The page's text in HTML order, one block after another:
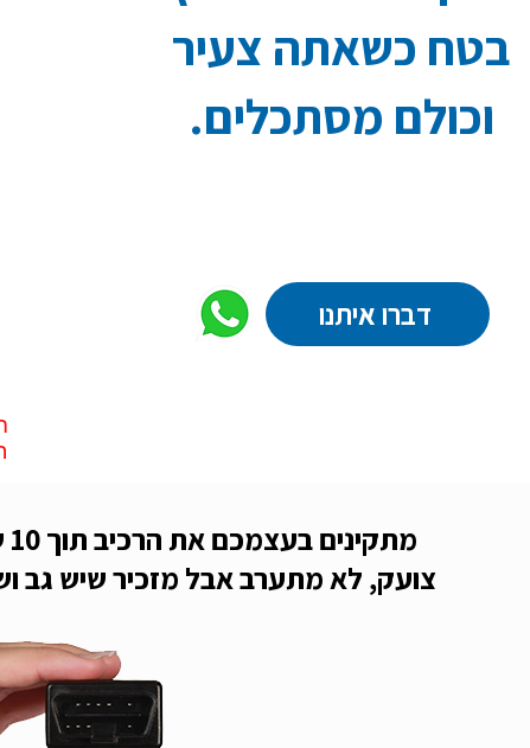
בטח כשאתה צעיר
וכולם מסתכלים.
דברו איתנו
צועק, לא מתערב אבל מזכיר שיש גב